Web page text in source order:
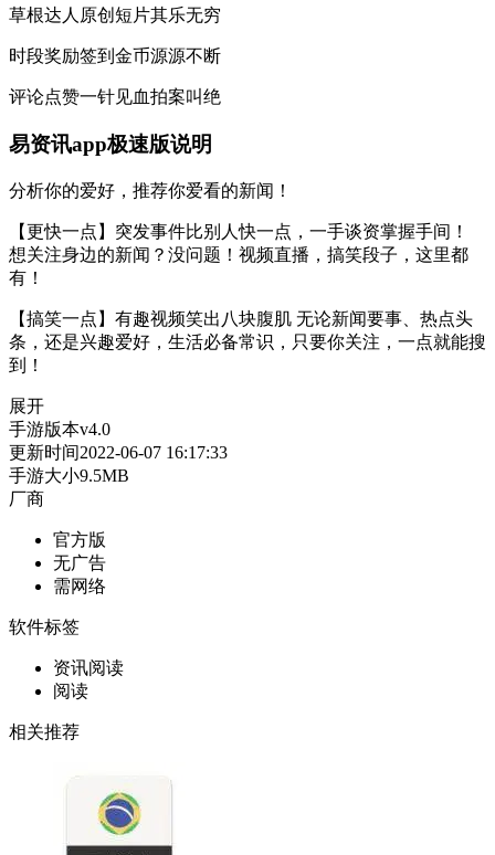
草根达人原创短片其乐无穷
时段奖励签到金币源源不断
评论点赞一针见血拍案叫绝
易资讯app极速版说明
分析你的爱好，推荐你爱看的新闻！
【更快一点】突发事件比别人快一点，一手谈资掌握手间！
想关注身边的新闻？没问题！视频直播，搞笑段子，这里都
有！
【搞笑一点】有趣视频笑出八块腹肌 无论新闻要事、热点头
条，还是兴趣爱好，生活必备常识，只要你关注，一点就能搜
到！
展开
手游版本v4.0
更新时间2022-06-07 16:17:33
手游大小9.5MB
厂商
官方版
无广告
需网络
软件标签
资讯阅读
阅读
相关推荐